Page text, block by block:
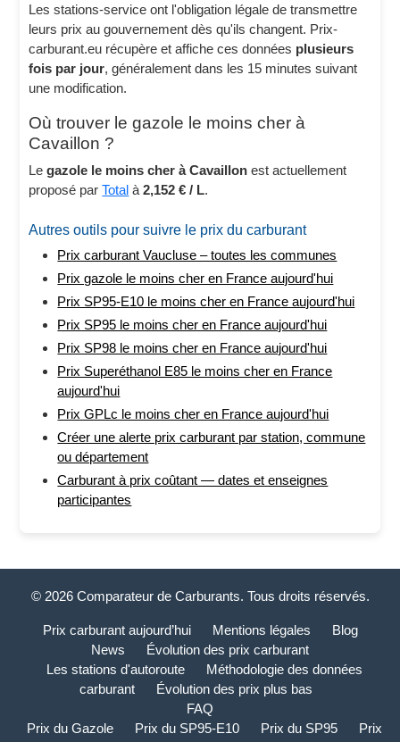
Les stations-service ont l'obligation légale de transmettre
leurs prix au gouvernement dès qu'ils changent. Prix-
carburant.eu récupère et affiche ces données plusieurs
fois par jour, généralement dans les 15 minutes suivant
une modification.
Où trouver le gazole le moins cher à
Cavaillon ?
Legazole le moins cher à Cavaillon est actuellement
proposé parTotal à2,152 € / L.
Autres outils pour suivre le prix du carburant
Prix carburant Vaucluse – toutes les communes
Prix gazole le moins cher en France aujourd'hui
Prix SP95-E10 le moins cher en France aujourd'hui
Prix SP95 le moins cher en France aujourd'hui
Prix SP98 le moins cher en France aujourd'hui
Prix Superéthanol E85 le moins cher en France
aujourd'hui
Prix GPLc le moins cher en France aujourd'hui
Créer une alerte prix carburant par station, commune
ou département
Carburant à prix coûtant — dates et enseignes
participantes
© 2026 Comparateur de Carburants. Tous droits réservés.
Prix carburant aujourd’hui Mentions légales
Blog
News
Évolution des prix carburant
Les stations d'autoroute
Méthodologie des données
carburant
Évolution des prix plus bas
FAQ
Prix du Gazole
Prix du SP95-E10 Prix du SP95
Prix